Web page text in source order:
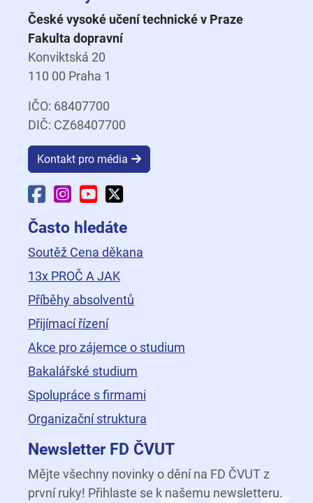
České vysoké učení technické v Praze
Fakulta dopravní
Konviktská 20
110 00 Praha 1
IČO: 68407700
DIČ: CZ68407700
Kontakt pro média
Facebook Fakulty dopravní
Instagram Fakulty dopravní
YouTube Fakulty dopravní
Často hledáte
Soutěž Cena děkana
13x PROČ A JAK
Příběhy absolventů
Přijímací řízení
Akce pro zájemce o studium
Bakalářské studium
Spolupráce s firmami
Organizační struktura
Newsletter FD ČVUT
Mějte všechny novinky o dění na FD ČVUT z
první ruky! Přihlaste se k našemu newsletteru.